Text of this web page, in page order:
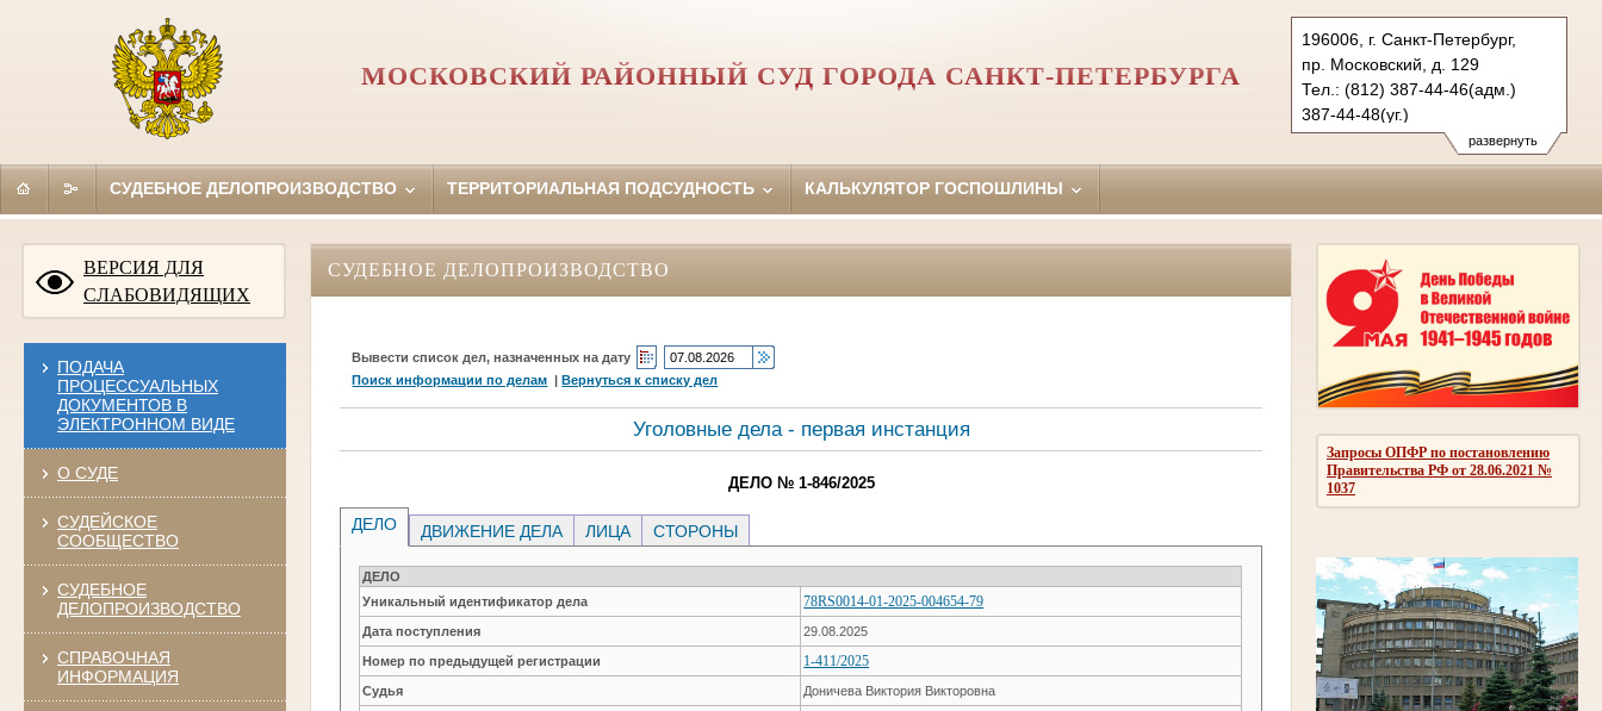
развернуть
196006, г. Санкт-Петербург,
пр. Московский, д. 129
Тел.: (812) 387-44-46(адм.)
387-44-48(уг.)
388-70-39(гр)
msk.spb@sudrf.ru
МОСКОВСКИЙ РАЙОННЫЙ СУД ГОРОДА САНКТ-ПЕТЕРБУРГА
СУДЕБНОЕ ДЕЛОПРОИЗВОДСТВО ТЕРРИТОРИАЛЬНАЯ ПОДСУДНОСТЬ КАЛЬКУЛЯТОР ГОСПОШЛИНЫ
ВЕРСИЯ ДЛЯ
СЛАБОВИДЯЩИХ
ПОДАЧА
ПРОЦЕССУАЛЬНЫХ
ДОКУМЕНТОВ В
ЭЛЕКТРОННОМ ВИДЕ
О СУДЕ
СУДЕЙСКОЕ
СООБЩЕСТВО
СУДЕБНОЕ
ДЕЛОПРОИЗВОДСТВО
СПРАВОЧНАЯ
ИНФОРМАЦИЯ
Запросы ОПФР по постановлению
Правительства РФ от 28.06.2021 №
1037
СУДЕБНОЕ ДЕЛОПРОИЗВОДСТВО
Вывести список дел, назначенных на дату
Поиск информации по делам |Вернуться к списку дел
Уголовные дела - первая инстанция
ДЕЛО № 1-846/2025
ДЕЛО ДВИЖЕНИЕ ДЕЛА ЛИЦА СТОРОНЫ
ДЕЛО
Уникальный идентификатор дела
78RS0014-01-2025-004654-79
Дата поступления 29.08.2025
Номер по предыдущей регистрации 1-411/2025
Судья Доничева Виктория Викторовна